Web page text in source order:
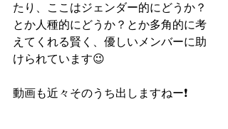
たり、ここはジェンダー的にどうか？
とか人種的にどうか？とか多角的に考
えてくれる賢く、優しいメンバーに助
けられています😉
動画も近々そのうち出しますねー❗